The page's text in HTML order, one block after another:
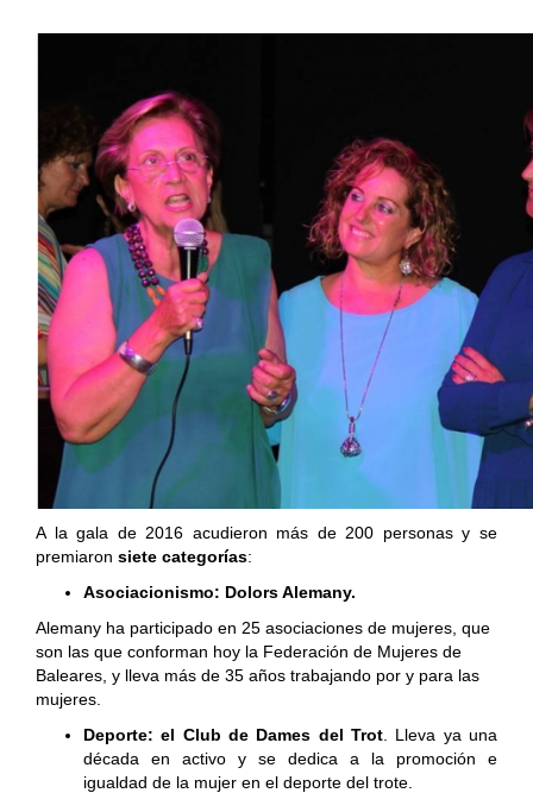
A la gala de 2016 acudieron más de 200 personas y se
premiaron siete categorías:
Asociacionismo: Dolors Alemany.
Alemany ha participado en 25 asociaciones de mujeres‬, que
son las que conforman hoy la Federación de Mujeres de
Baleares, y lleva más de 35 años trabajando por y para las
mujeres.
Deporte: el Club de Dames del Trot . Lleva ya una
década en activo y se dedica a la promoción e
igualdad de la mujer en el deporte del trote.